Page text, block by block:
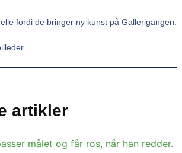
fordi de bringer ny kunst på Gallerigangen.
artikler